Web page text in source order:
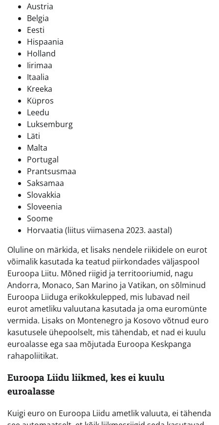
Austria
Belgia
Eesti
Hispaania
Holland
Iirimaa
Itaalia
Kreeka
Küpros
Leedu
Luksemburg
Läti
Malta
Portugal
Prantsusmaa
Saksamaa
Slovakkia
Sloveenia
Soome
Horvaatia (liitus viimasena 2023. aastal)
Oluline on märkida, et lisaks nendele riikidele on eurot
võimalik kasutada ka teatud piirkondades väljaspool
Euroopa Liitu. Mõned riigid ja territooriumid, nagu
Andorra, Monaco, San Marino ja Vatikan, on sõlminud
Euroopa Liiduga erikokkulepped, mis lubavad neil
eurot ametliku valuutana kasutada ja oma euromünte
vermida. Lisaks on Montenegro ja Kosovo võtnud euro
kasutusele ühepoolselt, mis tähendab, et nad ei kuulu
euroalasse ega saa mõjutada Euroopa Keskpanga
rahapoliitikat.
Euroopa Liidu liikmed, kes ei kuulu
euroalasse
Kuigi euro on Euroopa Liidu ametlik valuuta, ei tähenda